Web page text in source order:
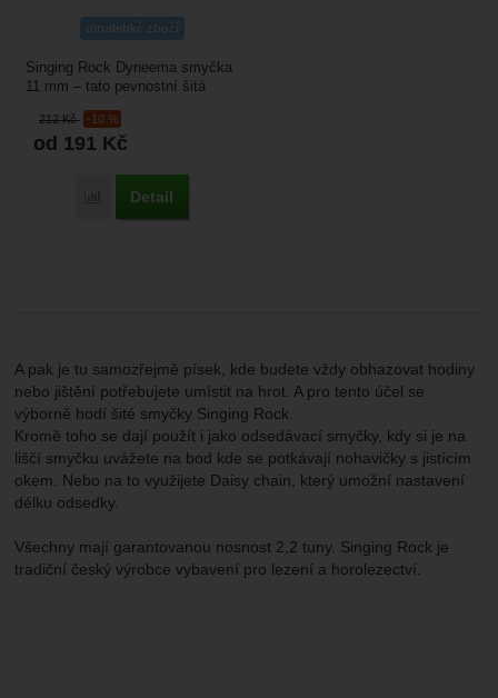
ultralehké zboží
212Kč -10 %
od 191 Kč
Přidat 'Singing Rock Dyneema smyčka 11 mm' k porovnání
Detail
Singing Rock Dyneema smyčka
11 mm – tato pevnostní šitá
jištění, při jištění...
A pak je tu samozřejmě písek, kde budete vždy obhazovat hodiny
nebo jištění potřebujete umístit na hrot. A pro tento účel se
výborně hodí šité smyčky Singing Rock.
Kromě toho se dají použít i jako odsedávací smyčky, kdy si je na
liščí smyčku uvážete na bod kde se potkávají nohavičky s jistícím
okem. Nebo na to využijete Daisy chain, který umožní nastavení
délku odsedky.
Všechny mají garantovanou nosnost 2,2 tuny. Singing Rock je
tradiční český výrobce vybavení pro lezení a horolezectví.